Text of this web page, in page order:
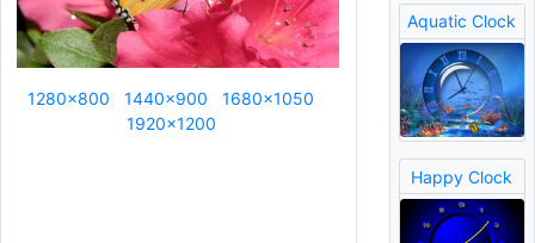
1280x800 1440x900
1680x1050
1920x1200
Aquatic Clock
Happy Clock